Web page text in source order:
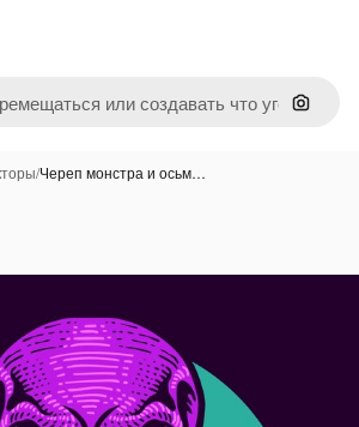
Поиск
/Череп монстра и осьм…